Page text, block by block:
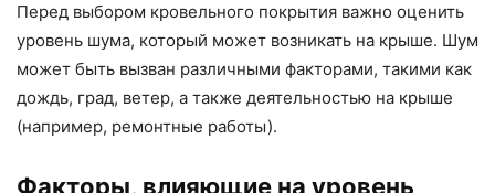
Перед выбором кровельного покрытия важно оценить
уровень шума, который может возникать на крыше. Шум
может быть вызван различными факторами, такими как
дождь, град, ветер, а также деятельностью на крыше
(например, ремонтные работы).
Факторы, влияющие на уровень